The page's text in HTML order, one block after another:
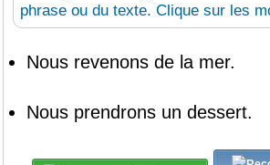
phrase ou du texte. Clique sur les
Nous revenons de la mer.
Nous prendrons un dessert.